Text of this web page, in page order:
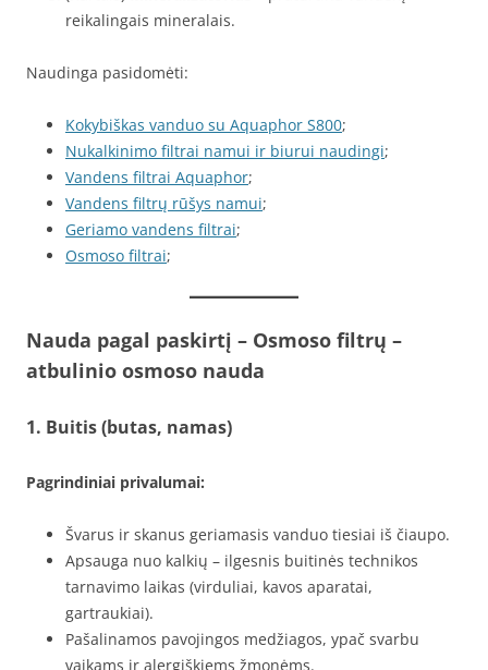
reikalingais mineralais.
Naudinga pasidomėti:
Kokybiškas vanduo su Aquaphor S800;
Nukalkinimo filtrai namui ir biurui naudingi;
Vandens filtrai Aquaphor;
Vandens filtrų rūšys namui;
Geriamo vandens filtrai;
Osmoso filtrai;
Nauda pagal paskirtį – Osmoso filtrų –
atbulinio osmoso nauda
1. Buitis (butas, namas)
Pagrindiniai privalumai:
Švarus ir skanus geriamasis vanduo tiesiai iš čiaupo.
Apsauga nuo kalkių – ilgesnis buitinės technikos
tarnavimo laikas (virduliai, kavos aparatai,
gartraukiai).
Pašalinamos pavojingos medžiagos, ypač svarbu
vaikams ir alergiškiems žmonėms.